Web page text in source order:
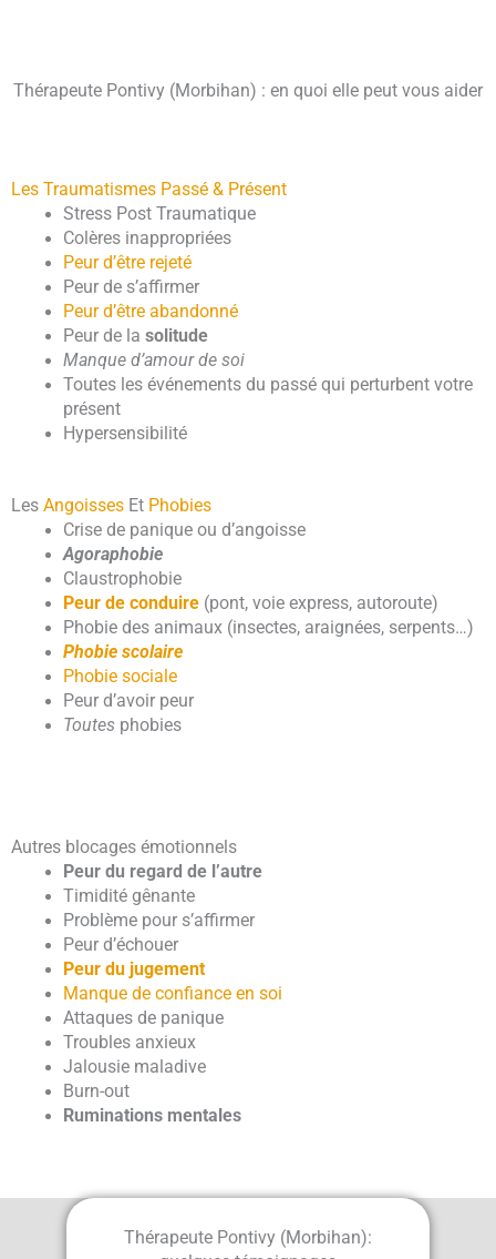
Thérapeute Pontivy (Morbihan) : en quoi elle peut vous aider
Les Traumatismes Passé & Présent
Stress Post Traumatique
Colères inappropriées
Peur d’être rejeté
Peur de s’affirmer
Peur d’être abandonné
Peur de la solitude
Manque d’amour de soi
Toutes les événements du passé qui perturbent votre
présent
Hypersensibilité
Les Angoisses Et Phobies
Crise de panique ou d’angoisse
Agoraphobie
Claustrophobie
Peur de conduire (pont, voie express, autoroute)
Phobie des animaux (insectes, araignées, serpents…)
Phobie scolaire
Phobie sociale
Peur d’avoir peur
Toutes phobies
Autres blocages émotionnels
Peur du regard de l’autre
Timidité gênante
Problème pour s’affirmer
Peur d’échouer
Peur du jugement
Manque de confiance en soi
Attaques de panique
Troubles anxieux
Jalousie maladive
Burn-out
Ruminations mentales
Thérapeute Pontivy (Morbihan):